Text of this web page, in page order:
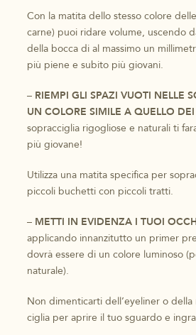
Con la matita dello stesso colore
carne) puoi ridare volume, uscendo
della bocca di al massimo un
più piene e subito più giovani.
– RIEMPI GLI SPAZI VUOTI NELLE
UN COLORE SIMILE A QUELLO
sopracciglia rigogliose e naturali ti
più giovane!
Utilizza una matita specifica per
piccoli buchetti con piccoli tratti.
– METTI IN EVIDENZA I TUOI
applicando innanzitutto un primer
dovrà essere di un colore luminoso
naturale).
Non dimenticarti dell’eyeliner o della
ciglia per aprire il tuo sguardo e